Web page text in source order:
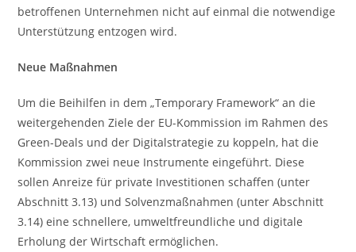
betroffenen Unternehmen nicht auf einmal die notwendige
Unterstützung entzogen wird.
Neue Maßnahmen
Um die Beihilfen in dem „Temporary Framework“ an die
weitergehenden Ziele der EU-Kommission im Rahmen des
Green-Deals und der Digitalstrategie zu koppeln, hat die
Kommission zwei neue Instrumente eingeführt. Diese
sollen Anreize für private Investitionen schaffen (unter
Abschnitt 3.13) und Solvenzmaßnahmen (unter Abschnitt
3.14) eine schnellere, umweltfreundliche und digitale
Erholung der Wirtschaft ermöglichen.